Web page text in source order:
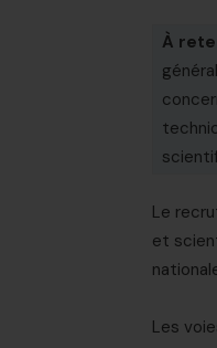
À
Le
et
Les